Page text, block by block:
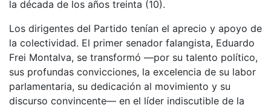
la década de los años treinta (10).
Los dirigentes del Partido tenían el aprecio y apoyo de
la colectividad. El primer senador falangista, Eduardo
Frei Montalva, se transformó —por su talento político,
sus profundas convicciones, la excelencia de su labor
parlamentaria, su dedicación al movimiento y su
discurso convincente— en el líder indiscutible de la